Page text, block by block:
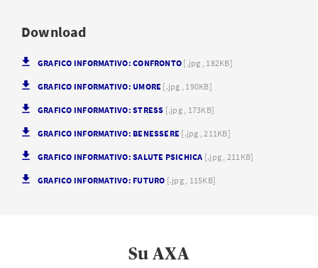
Download
GRAFICO INFORMATIVO: CONFRONTO [.jpg , 182KB]
GRAFICO INFORMATIVO: UMORE [.jpg , 190KB]
GRAFICO INFORMATIVO: STRESS [.jpg , 173KB]
GRAFICO INFORMATIVO: BENESSERE [.jpg , 211KB]
GRAFICO INFORMATIVO: SALUTE PSICHICA [.jpg , 211KB]
GRAFICO INFORMATIVO: FUTURO [.jpg , 115KB]
Su AXA